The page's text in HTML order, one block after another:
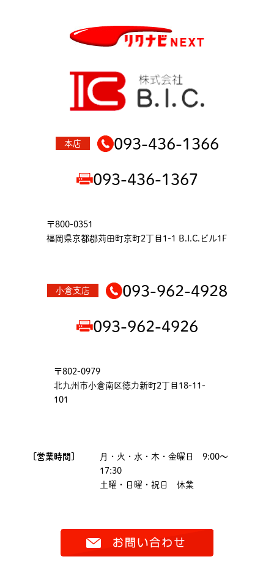
本店 093-436-1366
093-436-1367
〒800-0351
福岡県京都郡苅田町京町2丁目1-1 B.I.C.ビル1F
小倉支店 093-962-4928
093-962-4926
〒802-0979
北九州市小倉南区徳力新町2丁目18-11-
101
[営業時間]
月・火・水・木・金曜日 9:00～
17:30
土曜・日曜・祝日 休業